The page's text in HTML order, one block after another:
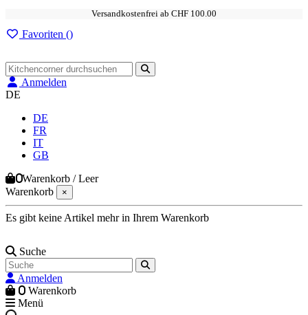
Versandkostenfrei ab CHF 100.00
Favoriten ()
Anmelden
DE
DE
FR
IT
GB
0Warenkorb /Leer
Warenkorb
×
Es gibt keine Artikel mehr in Ihrem Warenkorb
Suche
Anmelden
0 Warenkorb
Menü